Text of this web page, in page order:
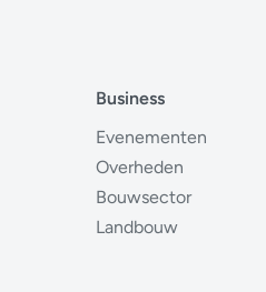
Business
Evenementen
Overheden
Bouwsector
Landbouw